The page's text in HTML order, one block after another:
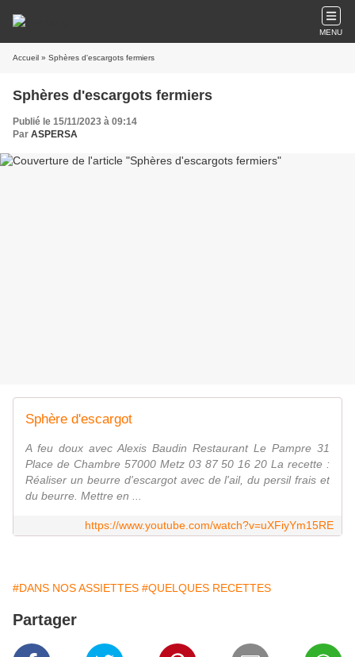
MENU
Accueil » Sphères d'escargots fermiers
Sphères d'escargots fermiers
Publié le 15/11/2023 à 09:14
Par ASPERSA
Sphère d'escargot
A feu doux avec Alexis Baudin Restaurant Le Pampre 31
Place de Chambre 57000 Metz 03 87 50 16 20 La recette :
Réaliser un beurre d'escargot avec de l'ail, du persil frais et
du beurre. Mettre en ...
https://www.youtube.com/watch?v=uXFiyYm15RE
#DANS NOS ASSIETTES #QUELQUES RECETTES
Partager